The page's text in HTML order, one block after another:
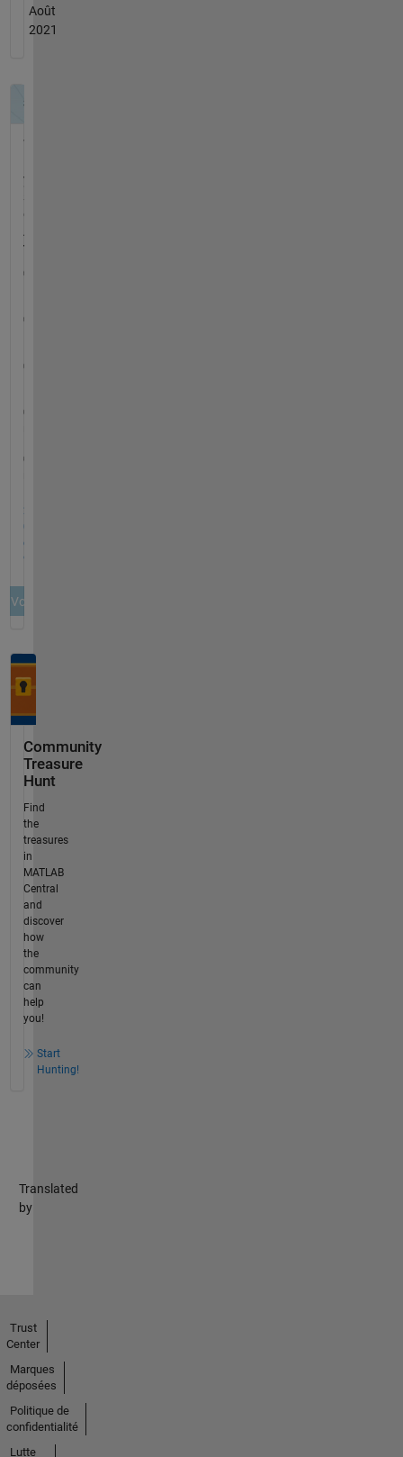
Août
2021
Community
Treasure
Hunt
Find
the
treasures
in
MATLAB
Central
and
discover
how
the
community
can
help
you!
Start
Hunting!
Translated
by
Trust
Center
Marques
déposées
Politique de
confidentialité
Lutte